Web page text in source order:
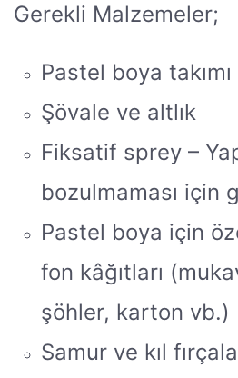
Gerekli Malzemeler;
Pastel boya takımı
Şövale ve altlık
Fiksatif sprey –
bozulmaması için
Pastel boya için
fon kâğıtları
şöhler, karton vb.)
Samur ve kıl